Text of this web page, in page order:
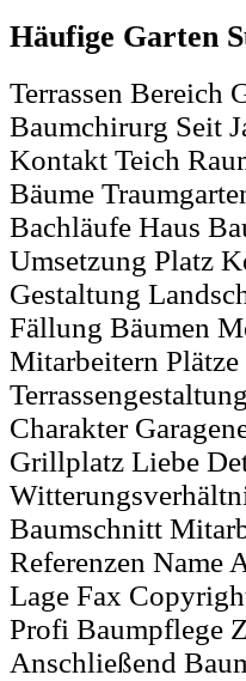
Häufige Garten
Terrassen Bereich
Baumchirurg Seit
Kontakt Teich
Bäume
Bachläufe Haus
Umsetzung Platz
Gestaltung
Fällung Bäumen
Mitarbeitern
Charakter
Grillplatz Liebe
Baumschnitt
Referenzen Name
Lage Fax
Profi Baumpflege
Anschließend